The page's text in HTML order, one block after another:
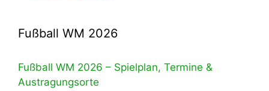
Fußball WM 2026
Fußball WM 2026 – Spielplan, Termine &
Austragungsorte